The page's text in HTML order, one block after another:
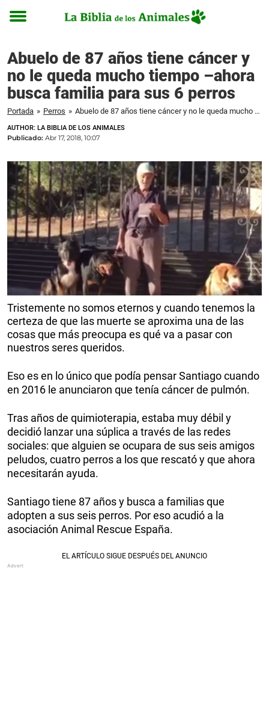
Toggle
Abuelo de 87 años tiene cáncer y
no le queda mucho tiempo –ahora
busca familia para sus 6 perros
Portada » Perros » Abuelo de 87 años tiene cáncer y no le queda mucho tiempo –ahora busca familia para sus 6 perros
AUTHOR: LA BIBLIA DE LOS ANIMALES
Publicado: Abr 17, 2018, 10:07
Tristemente no somos eternos y cuando tenemos la
certeza de que las muerte se aproxima una de las
cosas que más preocupa es qué va a pasar con
nuestros seres queridos.
Eso es en lo único que podía pensar Santiago cuando
en 2016 le anunciaron que tenía cáncer de pulmón.
Tras años de quimioterapia, estaba muy débil y
decidió lanzar una súplica a través de las redes
sociales: que alguien se ocupara de sus seis amigos
peludos, cuatro perros a los que rescató y que ahora
necesitarán ayuda.
Santiago tiene 87 años y busca a familias que
adopten a sus seis perros. Por eso acudió a la
asociación Animal Rescue España.